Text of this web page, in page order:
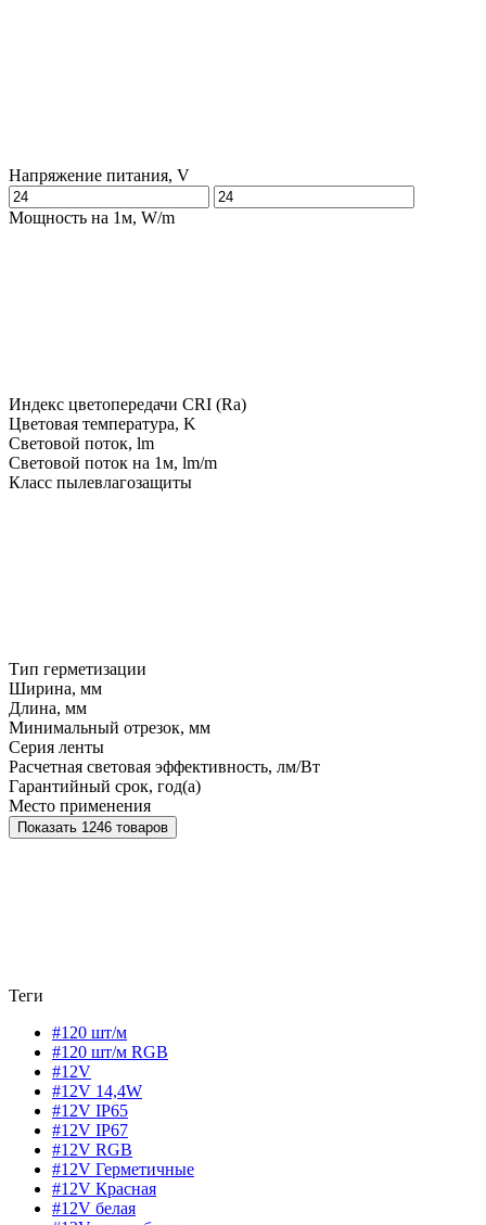
Напряжение питания, V
Мощность на 1м, W/m
Индекс цветопередачи CRI (Ra)
Цветовая температура, K
Световой поток, lm
Световой поток на 1м, lm/m
Класс пылевлагозащиты
Тип герметизации
Ширина, мм
Длина, мм
Минимальный отрезок, мм
Серия ленты
Расчетная световая эффективность, лм/Вт
Гарантийный срок, год(а)
Место применения
Показать 1246 товаров
Теги
#120 шт/м
#120 шт/м RGB
#12V
#12V 14,4W
#12V IP65
#12V IP67
#12V RGB
#12V Герметичные
#12V Красная
#12V белая